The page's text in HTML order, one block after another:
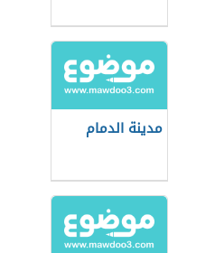
مدينة الدمام